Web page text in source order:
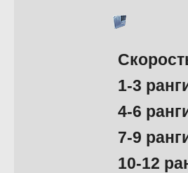
1-3
4-6
7-9
10-12